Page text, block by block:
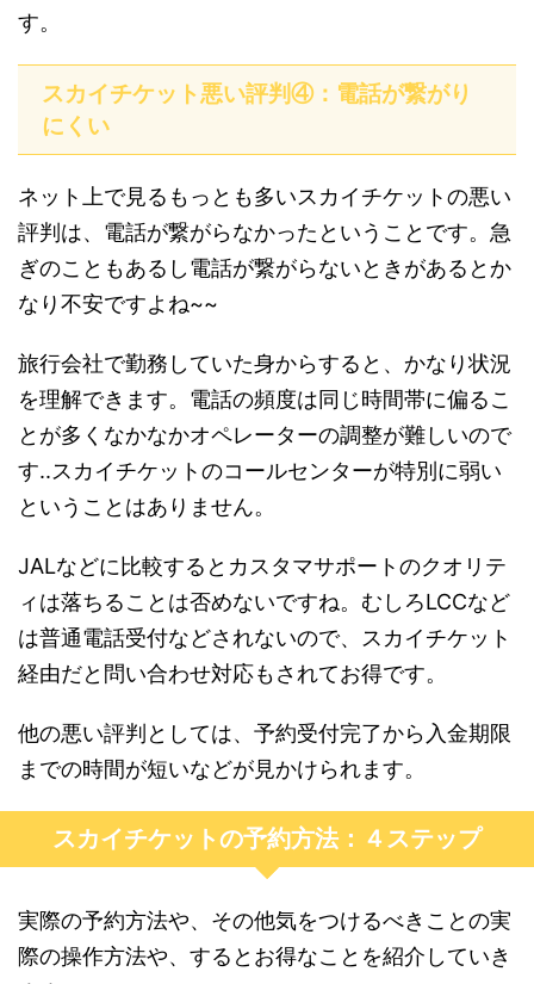
す。
スカイチケット悪い評判④：電話が繋がり
にくい
ネット上で見るもっとも多いスカイチケットの悪い
評判は、電話が繋がらなかったということです。急
ぎのこともあるし電話が繋がらないときがあるとか
なり不安ですよね~~
旅行会社で勤務していた身からすると、かなり状況
を理解できます。電話の頻度は同じ時間帯に偏るこ
とが多くなかなかオペレーターの調整が難しいので
す..スカイチケットのコールセンターが特別に弱い
ということはありません。
JALなどに比較するとカスタマサポートのクオリテ
ィは落ちることは否めないですね。むしろLCCなど
は普通電話受付などされないので、スカイチケット
経由だと問い合わせ対応もされてお得です。
他の悪い評判としては、予約受付完了から入金期限
までの時間が短いなどが見かけられます。
スカイチケットの予約方法：４ステップ
実際の予約方法や、その他気をつけるべきことの実
際の操作方法や、するとお得なことを紹介していき